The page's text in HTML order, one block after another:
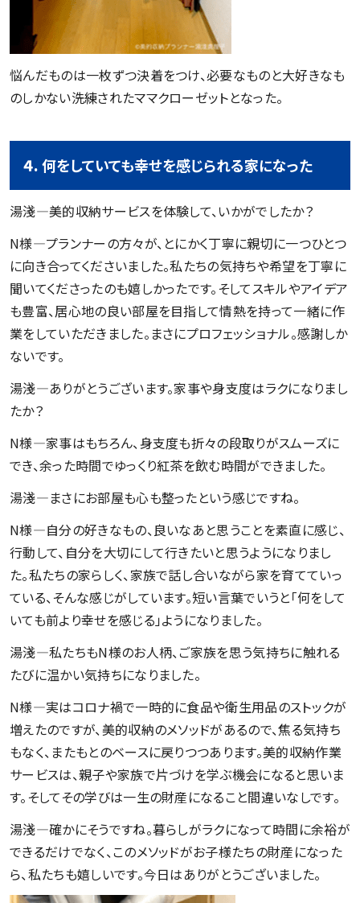
悩んだものは一枚ずつ決着をつけ、必要なものと大好きなも
のしかない洗練されたママクローゼットとなった。
４.何をしていても幸せを感じられる家になった
湯淺―美的収納サービスを体験して、いかがでしたか？
N様―プランナーの方々が、とにかく丁寧に親切に一つひとつ
に向き合ってくださいました。私たちの気持ちや希望を丁寧に
聞いてくださったのも嬉しかったです。そしてスキルやアイデア
も豊富、居心地の良い部屋を目指して情熱を持って一緒に作
業をしていただきました。まさにプロフェッショナル。感謝しか
ないです。
湯淺―ありがとうございます。家事や身支度はラクになりまし
たか？
N様―家事はもちろん、身支度も折々の段取りがスムーズに
でき、余った時間でゆっくり紅茶を飲む時間ができました。
湯淺―まさにお部屋も心も整ったという感じですね。
N様―自分の好きなもの、良いなあと思うことを素直に感じ、
行動して、自分を大切にして行きたいと思うようになりまし
た。私たちの家らしく、家族で話し合いながら家を育てていっ
ている、そんな感じがしています。短い言葉でいうと「何をして
いても前より幸せを感じる」ようになりました。
湯淺―私たちもN様のお人柄、ご家族を思う気持ちに触れる
たびに温かい気持ちになりました。
N様―実はコロナ禍で一時的に食品や衛生用品のストックが
増えたのですが、美的収納のメソッドがあるので、焦る気持ち
もなく、またもとのベースに戻りつつあります。美的収納作業
サービスは、親子や家族で片づけを学ぶ機会になると思いま
す。そしてその学びは一生の財産になること間違いなしです。
湯淺―確かにそうですね。暮らしがラクになって時間に余裕が
できるだけでなく、このメソッドがお子様たちの財産になった
ら、私たちも嬉しいです。今日はありがとうございました。